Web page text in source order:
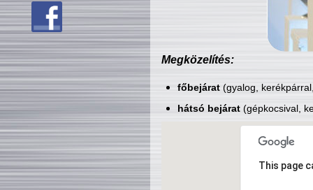
Megközelítés:
főbejárat(gyalog,
hátsó bejárat(gépkocsival,
This page